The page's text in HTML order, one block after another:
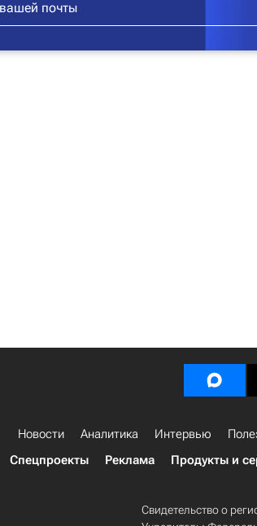
Новости Аналитика Интервью
Спецпроекты
Реклама Продукты и
Свидетельство о